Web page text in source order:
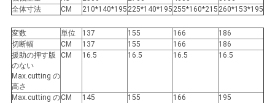
な
さ
い
全体寸法
CM 210*140*195 225*140*195 255*160*215 260*153*195
変数 単位 137 155 166
186
切断幅
CM 137 155 166
186
援助の押す版
のない
Max.cutting の
高さ
CM 16.5 16.5 16.5 16.5
Max.cutting のCM 145 155 166 195